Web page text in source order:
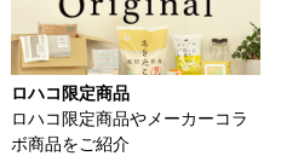
ロハコ限定商品
ロハコ限定商品やメーカーコラ
ボ商品をご紹介